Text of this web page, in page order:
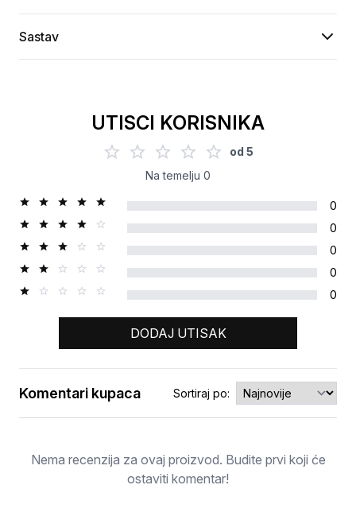
Sastav
UTISCI KORISNIKA
od 5
Na temelju 0
0
0
0
0
0
DODAJ UTISAK
Ocjena
Komentari kupaca Sortiraj po:
Nema recenzija za ovaj proizvod. Budite prvi koji će
ostaviti komentar!